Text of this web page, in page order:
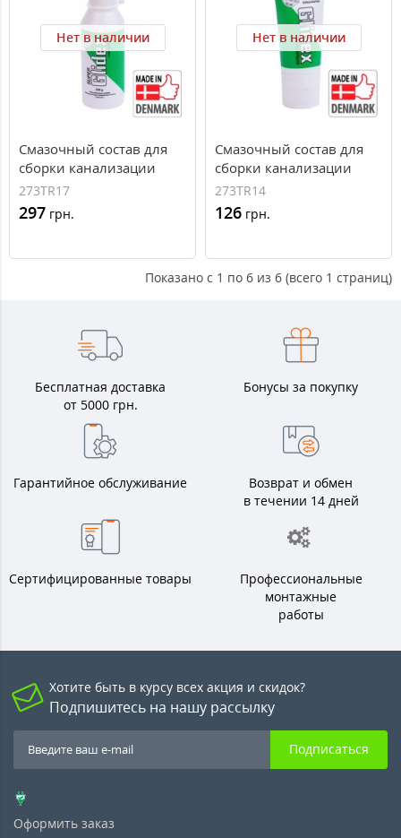
Нет в наличии
Смазочный состав для
сборки канализации
Unipak Super Glidex 400 г
в бутылке
273TR17
297 грн.
Нет в наличии
Смазочный состав для
сборки канализации
Unipak Super Glidex 50 г в
тюбике
273TR14
126 грн.
Показано с 1 по 6 из 6 (всего 1 страниц)
Бесплатная доставка
от 5000 грн.
Бонусы за покупку
Гарантийное обслуживание
Возврат и обмен
в течении 14 дней
Сертифицированные товары
Профессиональные
монтажные
работы
Хотите быть в курсу всех акция и скидок?
Подпишитесь на нашу рассылку
Подписаться
Оформить заказ